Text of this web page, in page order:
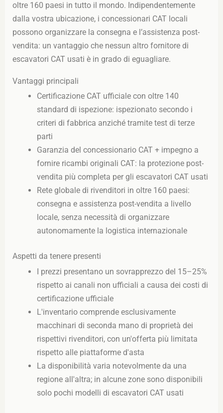
oltre 160 paesi in tutto il mondo. Indipendentemente
dalla vostra ubicazione, i concessionari CAT locali
possono organizzare la consegna e l’assistenza post-
vendita: un vantaggio che nessun altro fornitore di
escavatori CAT usati è in grado di eguagliare.
Vantaggi principali
Certificazione CAT ufficiale con oltre 140
standard di ispezione: ispezionato secondo i
criteri di fabbrica anziché tramite test di terze
parti
Garanzia del concessionario CAT + impegno a
fornire ricambi originali CAT: la protezione post-
vendita più completa per gli escavatori CAT usati
Rete globale di rivenditori in oltre 160 paesi:
consegna e assistenza post-vendita a livello
locale, senza necessità di organizzare
autonomamente la logistica internazionale
Aspetti da tenere presenti
I prezzi presentano un sovrapprezzo del 15–25%
rispetto ai canali non ufficiali a causa dei costi di
certificazione ufficiale
L'inventario comprende esclusivamente
macchinari di seconda mano di proprietà dei
rispettivi rivenditori, con un'offerta più limitata
rispetto alle piattaforme d'asta
La disponibilità varia notevolmente da una
regione all'altra; in alcune zone sono disponibili
solo pochi modelli di escavatori CAT usati